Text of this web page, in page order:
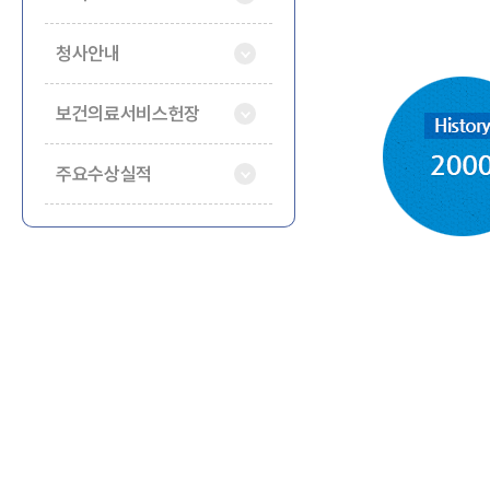
청사안내
보건의료서비스헌장
주요수상실적